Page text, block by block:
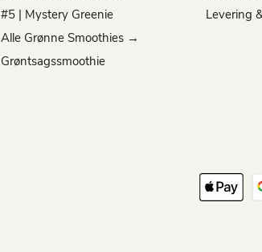
#5 | Mystery Greenie
Alle Grønne Smoothies →
Grøntsagssmoothie
Levering